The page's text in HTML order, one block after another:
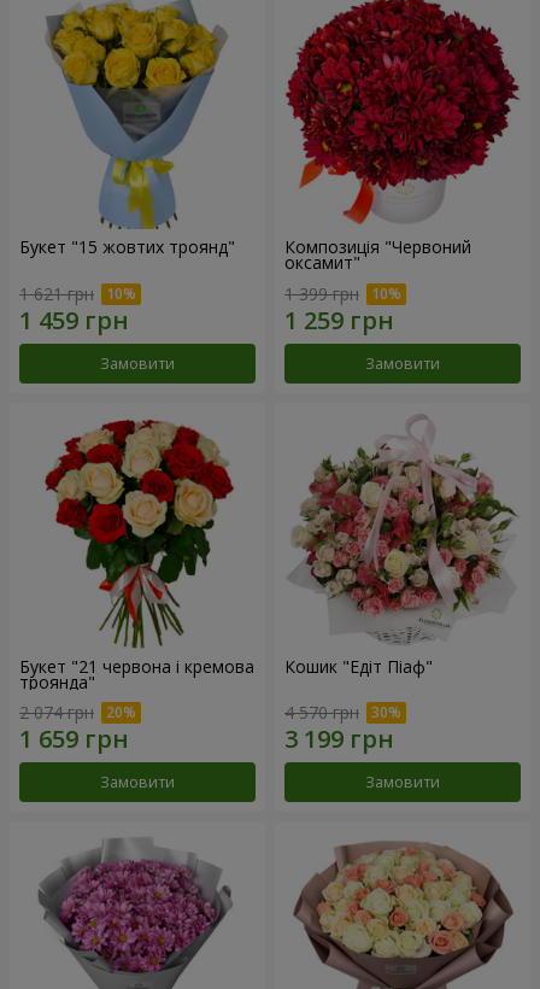
Букет "15 жовтих троянд"
1 621 грн
Замовити
Композиція "Червоний
оксамит"
1 399 грн
Замовити
Букет "21 червона і кремова
троянда"
2 074 грн
Замовити
Кошик "Едіт Піаф"
4 570 грн
Замовити